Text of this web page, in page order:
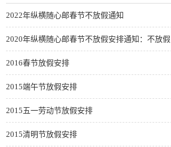
2022年纵横随心邮春节不放假通知
2020年纵横随心邮春节不放假安排通知：不放假
2016春节放假安排
2015端午节放假安排
2015五一劳动节放假安排
2015清明节放假安排